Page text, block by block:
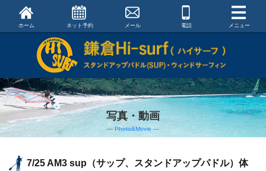
ホーム ネット予約 メール 電話 メニュー
写真・動画
― Photo&Movie ―
7/25 AM3 sup（サップ、スタンドアップパドル）体